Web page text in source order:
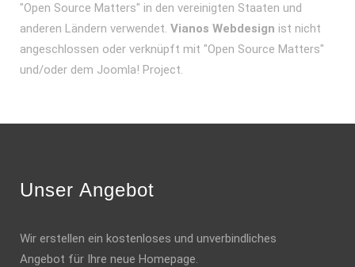
"Open Source Matters" in den vereinigten Staaten und
anderen Ländern verwendet. Vianos Webdesign ist nicht
angeschlossen oder verknüpft mit "Open Source Matters"
und/oder dem Joomla! Project.
Unser Angebot
Wir erstellen ein kostenloses und unverbindliches
Angebot für Ihre neue Homepage.